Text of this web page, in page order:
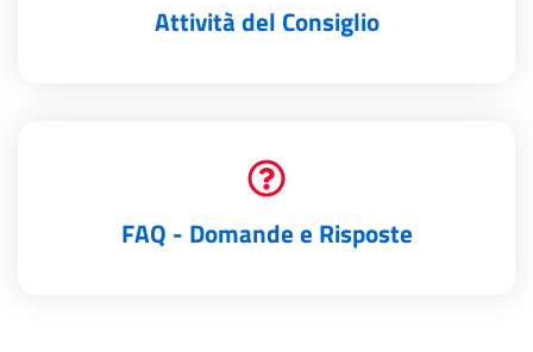
Attività del Consiglio
FAQ - Domande e Risposte